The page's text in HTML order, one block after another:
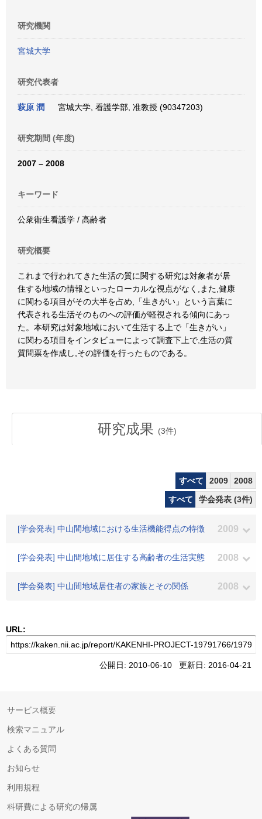
研究機関
宮城大学
研究代表者
萩原 潤 宮城大学, 看護学部, 准教授 (90347203)
研究期間 (年度)
2007 – 2008
キーワード
公衆衛生看護学 / 高齢者
研究概要
これまで行われてきた生活の質に関する研究は対象者が居
住する地域の情報といったローカルな視点がなく,また,健康
に関わる項目がその大半を占め,「生きがい」という言葉に
代表される生活そのものへの評価が軽視される傾向にあっ
た。本研究は対象地域において生活する上で「生きがい」
に関わる項目をインタビューによって調査下上で,生活の質
質問票を作成し,その評価を行ったものである。
研究成果 (3件)
すべて 2009
2008
すべて
学会発表 (3件)
[学会発表] 中山間地域における生活機能得点の特徴 2009
[学会発表] 中山間地域に居住する高齢者の生活実態 2008
[学会発表] 中山間地域居住者の家族とその関係 2008
URL:
公開日: 2010-06-10 更新日: 2016-04-21
サービス概要
検索マニュアル
よくある質問
お知らせ
利用規程
科研費による研究の帰属